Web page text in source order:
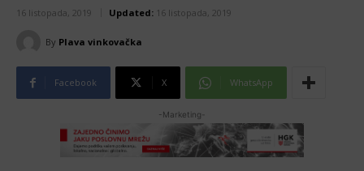
16 listopada, 2019 Updated: 16 listopada, 2019
By Plava vinkovačka
Facebook X WhatsApp
-Marketing-